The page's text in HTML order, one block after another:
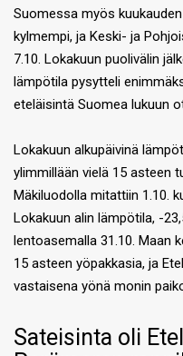
Suomessa myös
kylmempi, ja Keski- ja
7.10. Lokakuun puolivälin
lämpötila pysytteli
eteläisintä Suomea lukuun
Lokakuun alkupäivinä
ylimmillään vielä 15 asteen
Mäkiluodolla mitattiin 1.10.
Lokakuun alin lämpötila, -
lentoasemalla 31.10. Maan
15 asteen yöpakkasia, ja
vastaisena yönä monin
Sateisinta oli